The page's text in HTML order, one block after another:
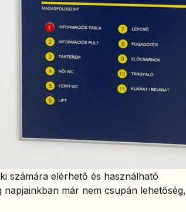
számára elérhető és használható
már nem csupán lehetőség,